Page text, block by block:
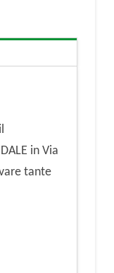
in Via
tante